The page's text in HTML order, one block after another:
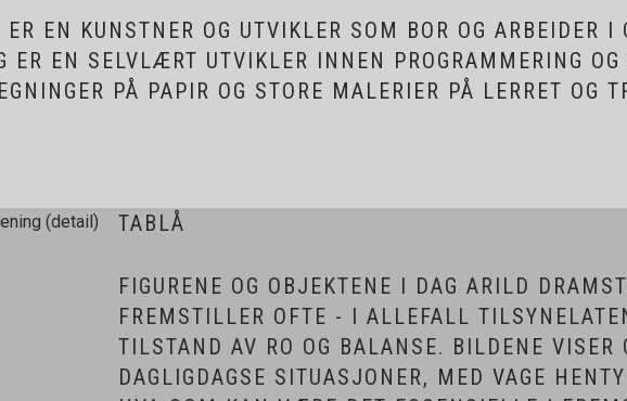
EN KUNSTNER OG UTVIKLER SOM BOR OG ARBEIDER I
ER EN SELVLÆRT UTVIKLER INNEN PROGRAMMERING
PÅ PAPIR OG STORE MALERIER PÅ LERRET OG
TABLÅ
FIGURENE OG OBJEKTENE I DAG ARILD
FREMSTILLER OFTE - I ALLEFALL
TILSTAND AV RO OG BALANSE. BILDENE VISER
DAGLIGDAGSE SITUASJONER, MED VAGE